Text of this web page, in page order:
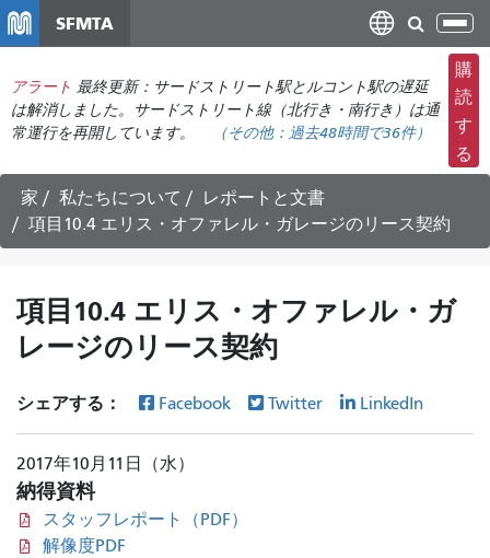
コ
ン
テ
ン
ツ
に
移
SFMTA
ナ
ビ
ゲ
ー
シ
ョ
の
切
替
え
アラート 最終更新：サードストリート駅とルコント駅の遅延
は解消しました。サードストリート線（北行き・南行き）は通
常運行を再開しています。
（その他： 過去48時間で36件）
購
読
す
る
家 私たちについて
レポートと文書
項目10.4 エリス・オファレル・ガレージのリース契約
項目10.4 エリス・オファレル・ガ
レージのリース契約
シェアする： Facebook Twitter LinkedIn
2017年10月11日（水）
納得資料
スタッフレポート（PDF）
解像度PDF